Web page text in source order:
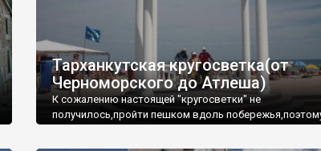
Тарханкутская кругосветка(от
Черноморского до Атлеша)
К сожалению настоящей "кругосветки" не
получилось,пройти пешком вдоль